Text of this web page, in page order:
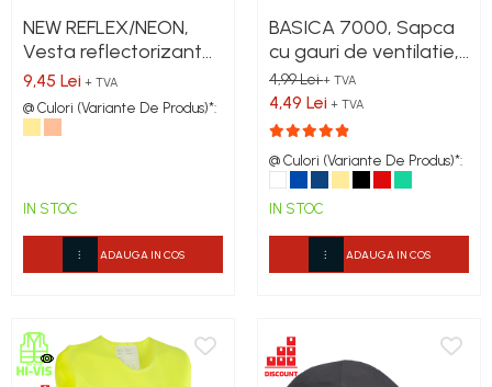
NEW REFLEX/NEON,
Vesta reflectorizanta
din poliester
9,45 Lei + TVA
@ Culori (Variante De Produs)*:
IN STOC
ADAUGA IN COS
BASICA 7000, Sapca
cu gauri de ventilatie,
banda pentru
transpiratie si prindere
cu arici
4,99 Lei+ TVA
4,49 Lei + TVA
@ Culori (Variante De Produs)*:
IN STOC
ADAUGA IN COS